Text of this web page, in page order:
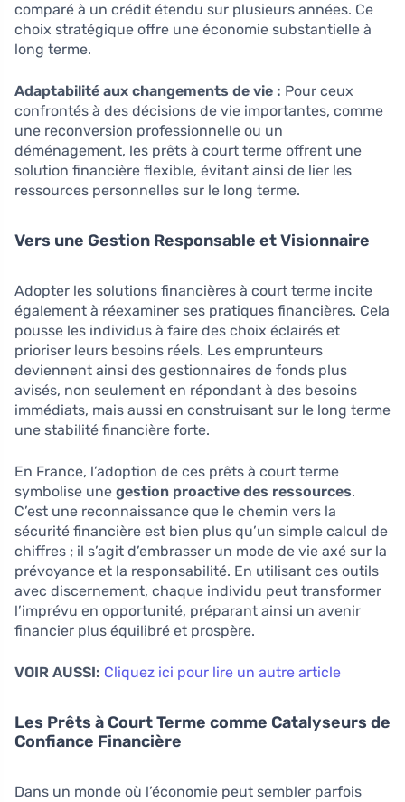
comparé à un crédit étendu sur plusieurs années. Ce
choix stratégique offre une économie substantielle à
long terme.
Adaptabilité aux changements de vie : Pour ceux
confrontés à des décisions de vie importantes, comme
une reconversion professionnelle ou un
déménagement, les prêts à court terme offrent une
solution financière flexible, évitant ainsi de lier les
ressources personnelles sur le long terme.
Vers une Gestion Responsable et Visionnaire
Adopter les solutions financières à court terme incite
également à réexaminer ses pratiques financières. Cela
pousse les individus à faire des choix éclairés et
prioriser leurs besoins réels. Les emprunteurs
deviennent ainsi des gestionnaires de fonds plus
avisés, non seulement en répondant à des besoins
immédiats, mais aussi en construisant sur le long terme
une stabilité financière forte.
En France, l’adoption de ces prêts à court terme
symbolise une gestion proactive des ressources.
C’est une reconnaissance que le chemin vers la
sécurité financière est bien plus qu’un simple calcul de
chiffres ; il s’agit d’embrasser un mode de vie axé sur la
prévoyance et la responsabilité. En utilisant ces outils
avec discernement, chaque individu peut transformer
l’imprévu en opportunité, préparant ainsi un avenir
financier plus équilibré et prospère.
VOIR AUSSI: Cliquez ici pour lire un autre article
Les Prêts à Court Terme comme Catalyseurs de
Confiance Financière
Dans un monde où l’économie peut sembler parfois